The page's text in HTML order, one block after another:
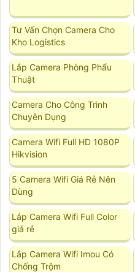
Tư Vấn Chọn Camera Cho
Kho Logistics
Lắp Camera Phòng Phẩu
Thuật
Camera Cho Công Trình
Chuyên Dụng
Camera Wifi Full HD 1080P
Hikvision
5 Camera Wifi Giá Rẻ Nên
Dùng
Lắp Camera Wifi Full Color
giá rẻ
Lắp Camera Wifi Imou Có
Chống Trộm